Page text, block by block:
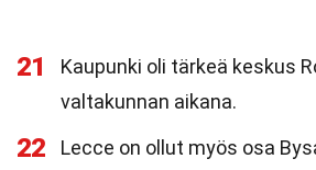
21
Kaupunki oli tärkeä keskus
valtakunnan aikana.
22
Lecce on ollut myös osa